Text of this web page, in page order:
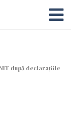
după declarațiile